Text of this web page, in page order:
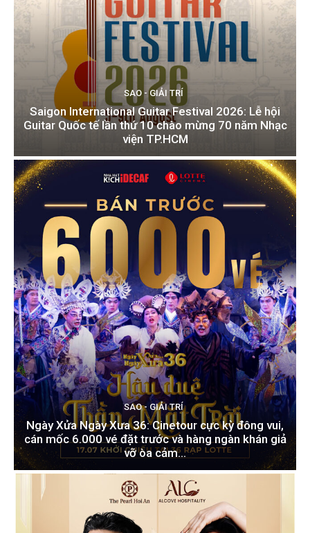
SAO - GIẢI TRÍ
Saigon International Guitar Festival 2026: Lễ hội
Guitar Quốc tế lần thứ 10 chào mừng 70 năm Nhạc
viện TP.HCM
SAO - GIẢI TRÍ
Ngày Xửa Ngày Xưa 36: Cinetour cực kỳ đông vui,
cán mốc 6.000 vé đặt trước và hàng ngàn khán giả
vỡ òa cảm...